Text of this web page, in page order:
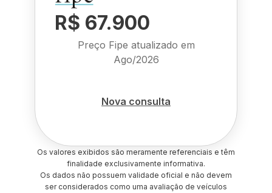
R$ 67.900
Preço Fipe atualizado em
Ago/2026
Nova consulta
Os valores exibidos são meramente referenciais e têm
finalidade exclusivamente informativa.
Os dados não possuem validade oficial e não devem
ser considerados como uma avaliação de veículos